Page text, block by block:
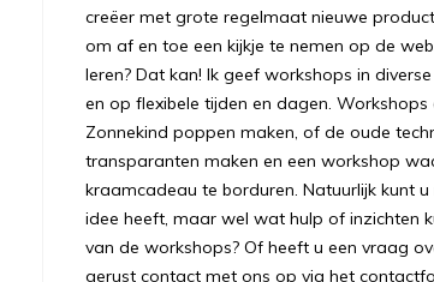
creëer met grote regelmaat nieuwe
om af en toe een kijkje te nemen op de
leren? Dat kan! Ik geef workshops in
en op flexibele tijden en dagen.
Zonnekind poppen maken, of de oude
transparanten maken en een workshop
kraamcadeau te borduren. Natuurlijk kunt
idee heeft, maar wel wat hulp of inzichten
van de workshops? Of heeft u een vraag
gerust contact met ons op via het